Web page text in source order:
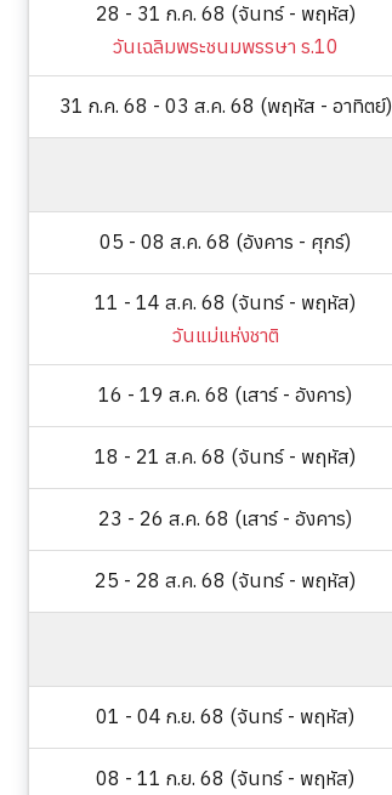
28 - 31 ก.ค. 68 (จันทร์ - พฤหัส)
วันเฉลิมพระชนมพรรษา ร.10
31 ก.ค. 68 - 03 ส.ค. 68 (พฤหัส - อาทิตย์)
05 - 08 ส.ค. 68 (อังคาร - ศุกร์)
11 - 14 ส.ค. 68 (จันทร์ - พฤหัส)
วันแม่แห่งชาติ
16 - 19 ส.ค. 68 (เสาร์ - อังคาร)
18 - 21 ส.ค. 68 (จันทร์ - พฤหัส)
23 - 26 ส.ค. 68 (เสาร์ - อังคาร)
25 - 28 ส.ค. 68 (จันทร์ - พฤหัส)
01 - 04 ก.ย. 68 (จันทร์ - พฤหัส)
08 - 11 ก.ย. 68 (จันทร์ - พฤหัส)